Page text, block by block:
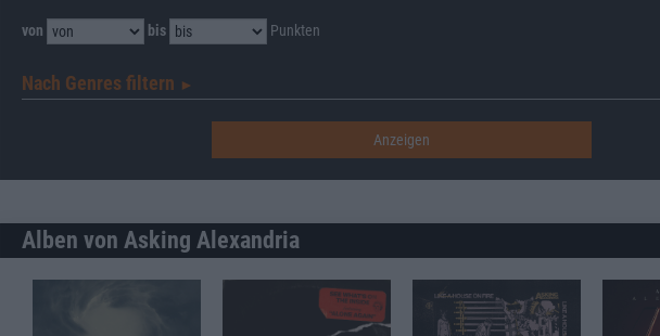
von bis Punkten
Nach Genres filtern ►︎
Alben von Asking Alexandria